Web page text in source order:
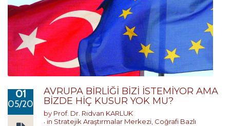
01
05/2018
AVRUPA BİRLİĞİ BİZİ İSTEMİYOR AMA
BİZDE HİÇ KUSUR YOK MU?
by Prof. Dr. Rıdvan KARLUK
in Stratejik Araştırmalar Merkezi Coğrafi Bazlı